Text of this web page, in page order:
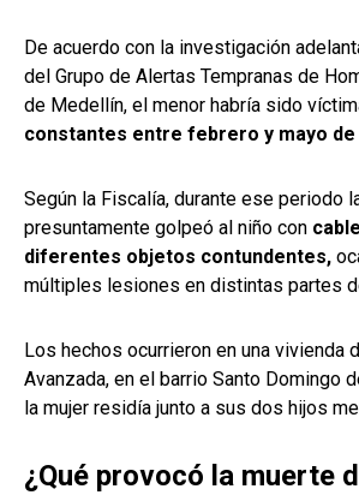
De acuerdo con la investigación
del Grupo de Alertas Tempranas de
de Medellín, el menor habría sido
constantes entre febrero y mayo
Según la Fiscalía, durante ese periodo
presuntamente golpeó al niño con
diferentes objetos contundentes,
múltiples lesiones en distintas partes
Los hechos ocurrieron en una vivienda
Avanzada, en el barrio Santo Domingo
la mujer residía junto a sus dos hijos
¿Qué provocó la muerte